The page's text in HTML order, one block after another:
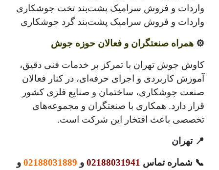
واردات و فروش سرامیک پشت‌بند تخت جوشکاری
واردات و فروش سرامیک پشت‌بند گرد جوشکاری
⚙️ همراه صنعتگران و فعالان حوزه جوش
کاوش جوش تهران با تمرکز بر خدمات فنی دقیق،
آموزش کاربردی و اجرای حرفه‌ای، در کنار فعالان
صنعت جوشکاری، ساختمان و صنایع فلزی کشور
قرار دارد. همکاری با صنعتگران و مجموعه‌های
تخصصی باعث افتخار این شرکت است.
📍 تهران
📞 شماره تماس 02188031941 و 02188031889 و